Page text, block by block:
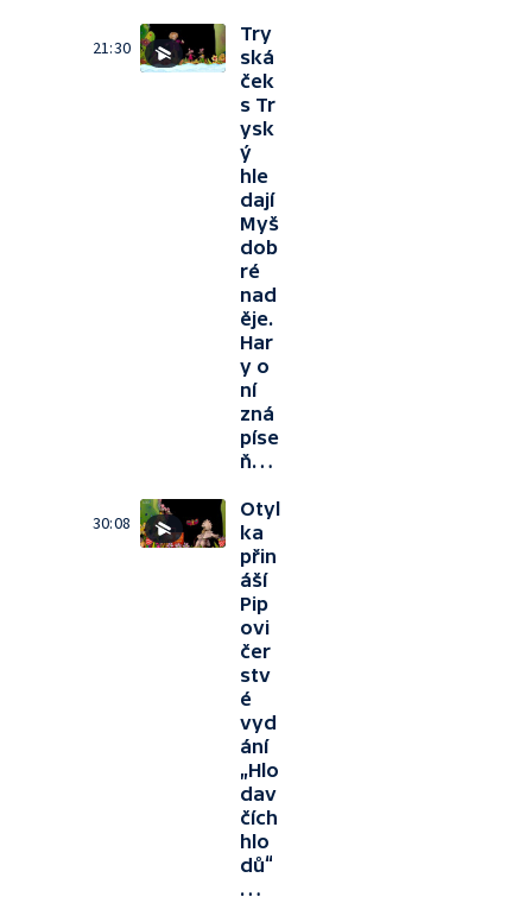
21:30
Try
ská
ček
s Tr
ysk
ý
hle
dají
Myš
dob
ré
nad
ěje.
Har
y o
ní
zná
píse
ň…
30:08
Otyl
ka
přin
áší
Pip
ovi
čer
stv
é
vyd
ání
„Hlo
dav
čích
hlo
dů“
…